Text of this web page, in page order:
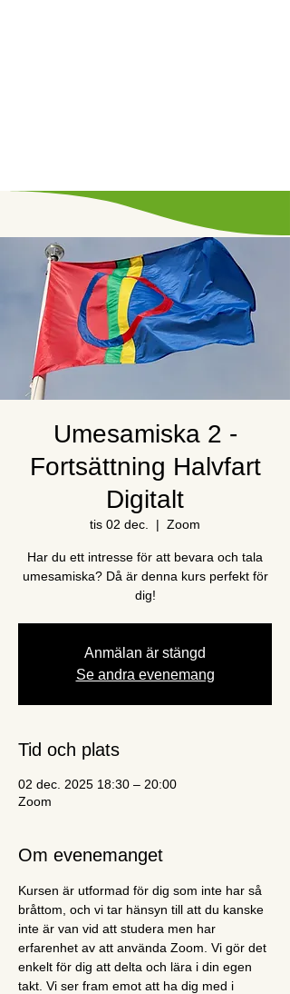
Umesamiska 2 -
Fortsättning Halvfart
Digitalt
tis 02 dec.
  |
Zoom
Har du ett intresse för att bevara och tala
umesamiska? Då är denna kurs perfekt för
dig!
Anmälan är stängd
Se andra evenemang
Tid och plats
02 dec. 2025 18:30 – 20:00
Zoom
Om evenemanget
Kursen är utformad för dig som inte har så
bråttom, och vi tar hänsyn till att du kanske
inte är van vid att studera men har
erfarenhet av att använda Zoom. Vi gör det
enkelt för dig att delta och lära i din egen
takt. Vi ser fram emot att ha dig med i